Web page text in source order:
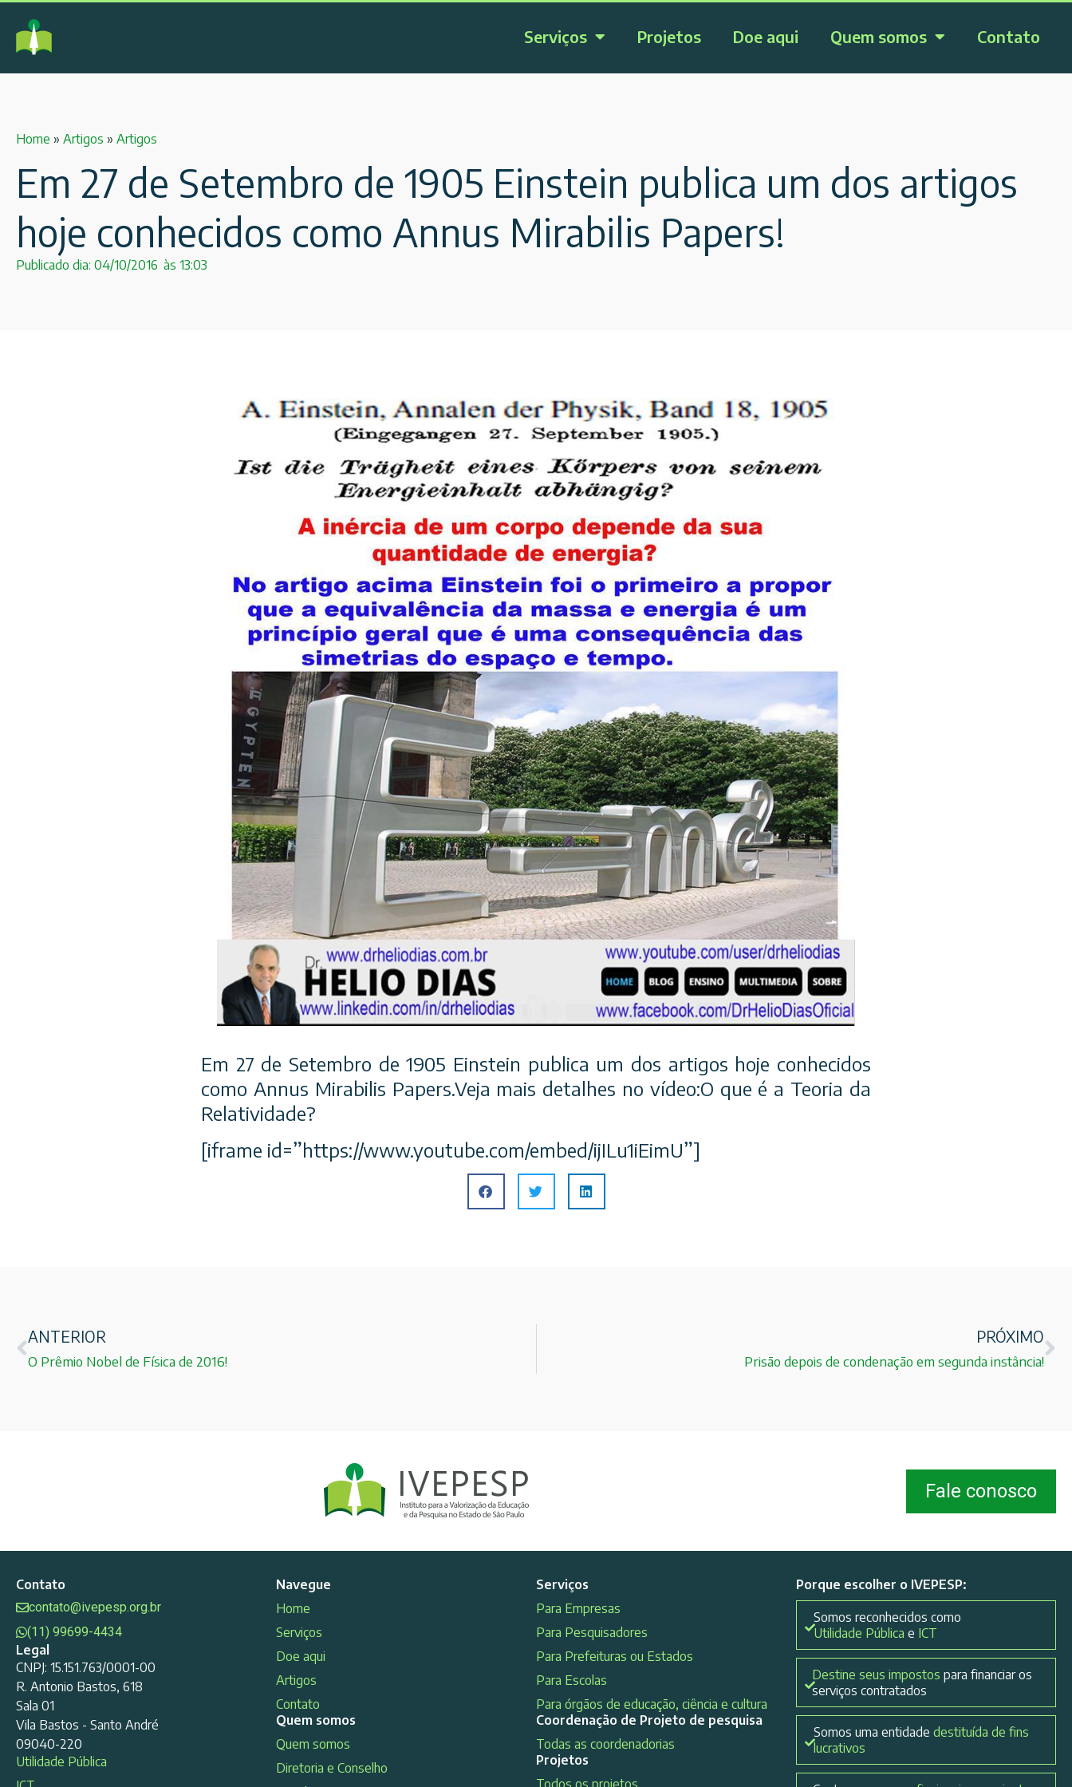
Serviços Projetos Doe aqui Quem somos Contato
Home » Artigos » Artigos
Em 27 de Setembro de 1905 Einstein publica um dos artigos
hoje conhecidos como Annus Mirabilis Papers!
Publicado dia: 04/10/2016 às 13:03
Em 27 de Setembro de 1905 Einstein publica um dos artigos hoje conhecidos
como Annus Mirabilis Papers.Veja mais detalhes no vídeo:O que é a Teoria da
Relatividade?
[iframe id=”https://www.youtube.com/embed/ijILu1iEimU”]
ANTERIOR
O Prêmio Nobel de Física de 2016!
PRÓXIMO
Prisão depois de condenação em segunda instância!
Fale conosco
Contato
contato@ivepesp.org.br
(11) 99699-4434
Legal
CNPJ: 15.151.763/0001-00
R. Antonio Bastos, 618
Sala 01
Vila Bastos - Santo André
09040-220
Utilidade Pública
Navegue
Home
Serviços
Doe aqui
Artigos
Contato
Quem somos
Quem somos
Diretoria e Conselho
Serviços
Para Empresas
Para Pesquisadores
Para Prefeituras ou Estados
Para Escolas
Para órgãos de educação, ciência e cultura
Coordenação de Projeto de pesquisa
Todas as coordenadorias
Projetos
Porque escolher o IVEPESP:
Somos reconhecidos como
Utilidade Pública e ICT
Destine seus impostos para financiar os
serviços contratados
Somos uma entidadedestituída de fins
lucrativos